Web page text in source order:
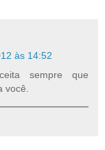
às 14:52
sempre que
você.